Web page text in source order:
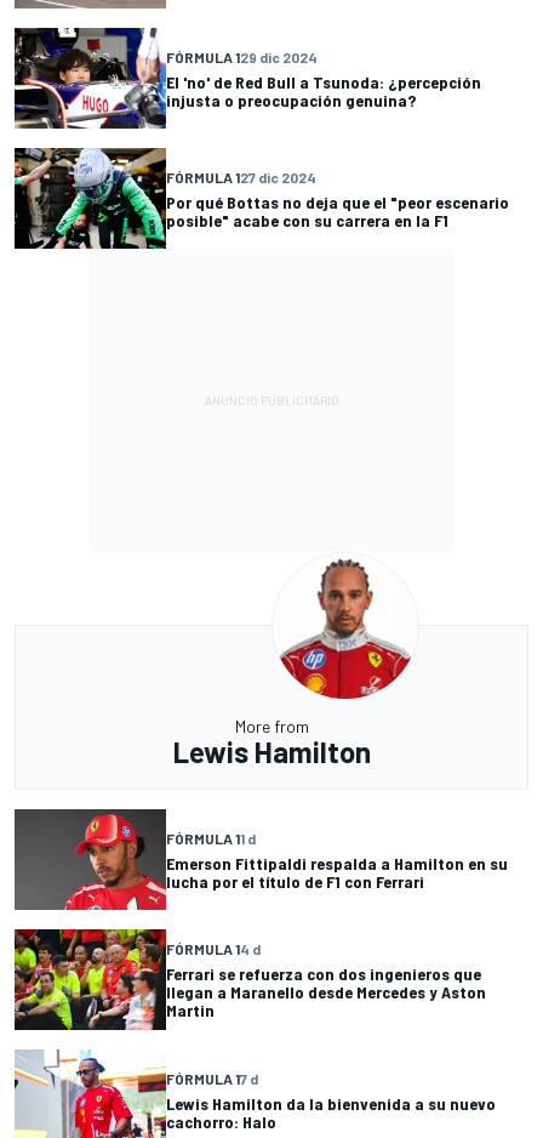
FÓRMULA 129 dic 2024
El 'no' de Red Bull a Tsunoda: ¿percepción
injusta o preocupación genuina?
FÓRMULA 127 dic 2024
Por qué Bottas no deja que el "peor escenario
posible" acabe con su carrera en la F1
More from
Lewis Hamilton
FÓRMULA 11 d
Emerson Fittipaldi respalda a Hamilton en su
lucha por el título de F1 con Ferrari
FÓRMULA 14 d
Ferrari se refuerza con dos ingenieros que
llegan a Maranello desde Mercedes y Aston
Martin
FÓRMULA 17 d
Lewis Hamilton da la bienvenida a su nuevo
cachorro: Halo